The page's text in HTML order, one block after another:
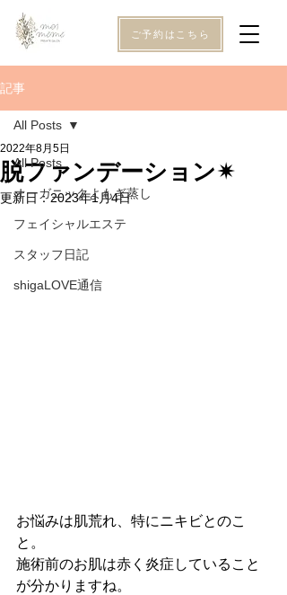
ご予約はこちら
記事
All Posts
オーガニックよもぎ蒸し
フェイシャルエステ
スタッフ日記
shigaLOVE通信
All Posts
脱ファンデーション✴︎
2022年8月5日
更新日：2023年1月4日
お悩みは肌荒れ、特にニキビとのこ
と。
施術前のお肌は赤く炎症していること
が分かりますね。